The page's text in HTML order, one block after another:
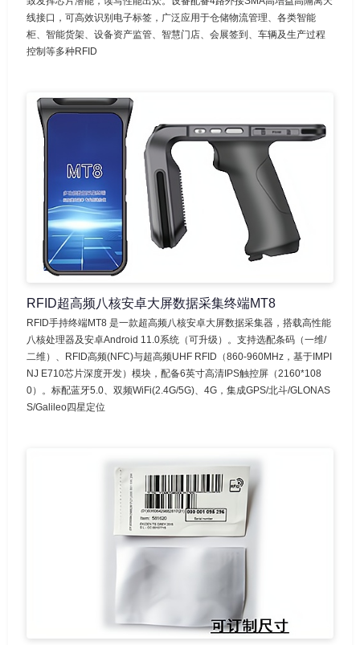
线接口，可高效识别电子标签，广泛应用于仓储物流管理、各类智能
柜、智能货架、设备资产监管、智慧门店、会展签到、车辆及生产过程
控制等多种RFID
RFID超高频八核安卓大屏数据采集终端MT8
RFID手持终端MT8 是一款超高频八核安卓大屏数据采集器，搭载高性能
八核处理器及安卓Android 11.0系统（可升级）。支持选配条码（一维/
二维）、RFID高频(NFC)与超高频UHF RFID（860-960MHz，基于IMPI
NJ E710芯片深度开发）模块，配备6英寸高清IPS触控屏（2160*108
0）。标配蓝牙5.0、双频WiFi(2.4G/5G)、4G，集成GPS/北斗/GLONAS
S/Galileo四星定位